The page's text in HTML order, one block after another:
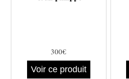
300€
Voir ce produit